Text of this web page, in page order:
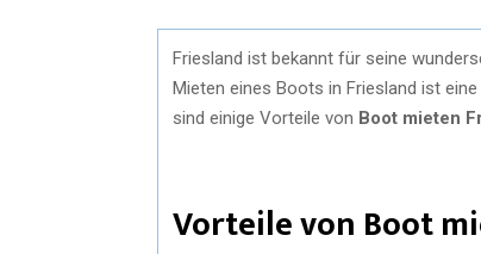
Friesland ist bekannt für seine
Mieten eines Boots in Friesland ist
sind einige Vorteile von Boot mieten
Vorteile von Boot